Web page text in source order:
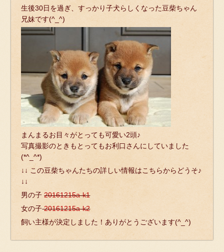
生後30日を過ぎ、すっかり子犬らしくなった豆柴ちゃん
兄妹です(^_^)
まんまるお目々がとっても可愛い2頭♪
写真撮影のときもとってもお利口さんにしていました
(*^_^*)
↓↓ この豆柴ちゃんたちの詳しい情報はこちらからどうそ♪
↓↓
男の子20161215a-k1
女の子 20161215a-k2
飼い主様が決定しました！ありがとうございます(^_^)